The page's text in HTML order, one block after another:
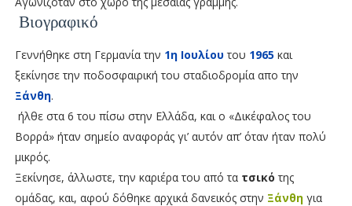
Βιογραφικό
Γεννήθηκε στη Γερμανία την 1η Ιουλίουτου 1965και
ξεκίνησε την ποδοσφαιρική του σταδιοδρομία απο την
Ξάνθη.
ήλθε στα 6 του πίσω στην Ελλάδα, και ο «Δικέφαλος του
Βορρά» ήταν σημείο αναφοράς γι’ αυτόν απ’ όταν ήταν πολύ
μικρός.
Ξεκίνησε, άλλωστε, την καριέρα του από τα τσικό της
ομάδας, και, αφού δόθηκε αρχικά δανεικός στην Ξάνθηγια